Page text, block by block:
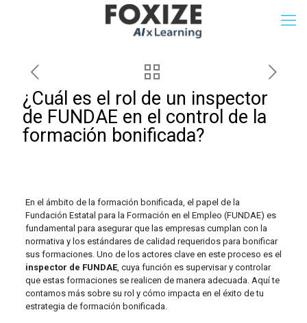
¿Cuál es el rol de un inspector
de FUNDAE en el control de la
formación bonificada?
En el ámbito de la formación bonificada, el papel de la
Fundación Estatal para la Formación en el Empleo (FUNDAE) es
fundamental para asegurar que las empresas cumplan con la
normativa y los estándares de calidad requeridos para bonificar
sus formaciones. Uno de los actores clave en este proceso es el
inspector de FUNDAE, cuya función es supervisar y controlar
que estas formaciones se realicen de manera adecuada. Aquí te
contamos más sobre su rol y cómo impacta en el éxito de tu
estrategia de formación bonificada.